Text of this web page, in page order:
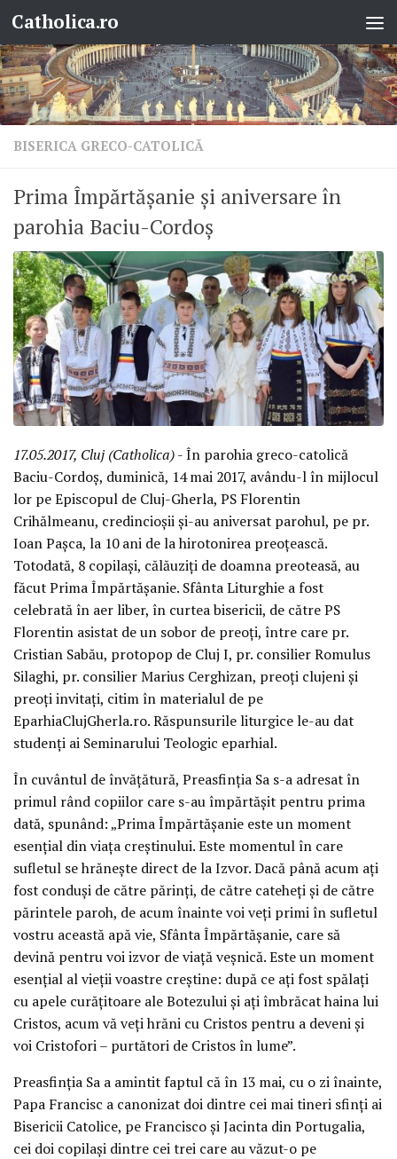
Skip to content
Catholica.ro
BISERICA GRECO-CATOLICĂ
Prima Împărtășanie și aniversare în
parohia Baciu-Cordoș
17.05.2017, Cluj (Catholica)- În parohia greco-catolică
Baciu-Cordoș, duminică, 14 mai 2017, avându-l în mijlocul
lor pe Episcopul de Cluj-Gherla, PS Florentin
Crihălmeanu, credincioșii și-au aniversat parohul, pe pr.
Ioan Pașca, la 10 ani de la hirotonirea preoțească.
Totodată, 8 copilași, călăuziți de doamna preoteasă, au
făcut Prima Împărtășanie. Sfânta Liturghie a fost
celebrată în aer liber, în curtea bisericii, de către PS
Florentin asistat de un sobor de preoți, între care pr.
Cristian Sabău, protopop de Cluj I, pr. consilier Romulus
Silaghi, pr. consilier Marius Cerghizan, preoți clujeni și
preoți invitați, citim în materialul de pe
EparhiaClujGherla.ro. Răspunsurile liturgice le-au dat
studenți ai Seminarului Teologic eparhial.
În cuvântul de învățătură, Preasfinția Sa s-a adresat în
primul rând copiilor care s-au împărtășit pentru prima
dată, spunând: „Prima Împărtășanie este un moment
esențial din viața creștinului. Este momentul în care
sufletul se hrănește direct de la Izvor. Dacă până acum ați
fost conduși de către părinți, de către cateheți și de către
părintele paroh, de acum înainte voi veți primi în sufletul
vostru această apă vie, Sfânta Împărtășanie, care să
devină pentru voi izvor de viață veșnică. Este un moment
esențial al vieții voastre creștine: după ce ați fost spălați
cu apele curățitoare ale Botezului și ați îmbrăcat haina lui
Cristos, acum vă veți hrăni cu Cristos pentru a deveni și
voi Cristofori – purtători de Cristos în lume”.
Preasfinția Sa a amintit faptul că în 13 mai, cu o zi înainte,
Papa Francisc a canonizat doi dintre cei mai tineri sfinți ai
Bisericii Catolice, pe Francisco și Jacinta din Portugalia,
cei doi copilași dintre cei trei care au văzut-o pe